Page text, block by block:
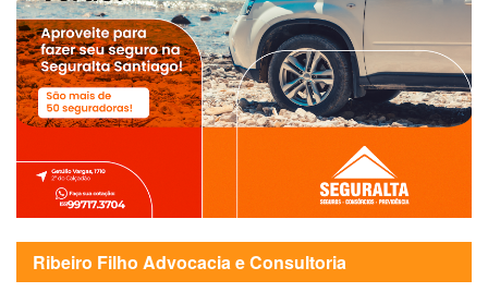
Ribeiro Filho Advocacia e Consultoria